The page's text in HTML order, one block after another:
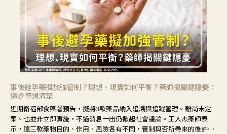
事後避孕藥擬加強管制？理想、現實如何平衡？藥師揭關鍵隱憂：
這步得想清楚
近期衛福部食藥署預告，擬將3款藥品納入追溯與追蹤管理。雖尚未定
案、也並非立即實施，不過消息一出仍掀起社會議論。王人杰藥師表
示，這三款藥物目的、作用、風險各有不同，管制與否所帶來的後許影